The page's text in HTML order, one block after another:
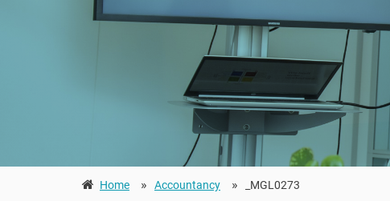
Home » Accountancy » _MGL0273